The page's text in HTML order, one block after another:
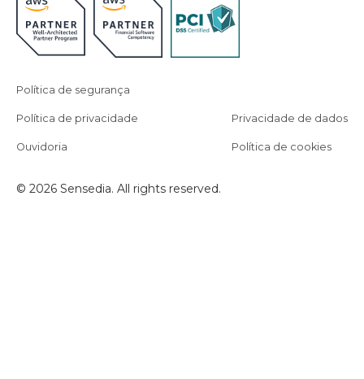
© 2026 Sensedia. All rights reserved.
Política de privacidade
Política de segurança
Privacidade de dados
Ouvidoria Política de cookies